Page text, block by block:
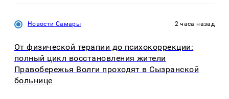
Новости Самары 2 часа назад
От физической терапии до психокоррекции:
полный цикл восстановления жители
Правобережья Волги проходят в Сызранской
больнице